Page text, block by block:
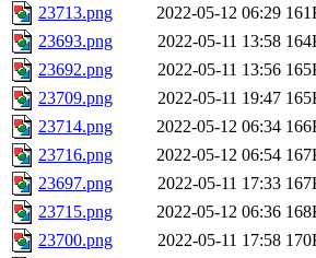
23713.png
2022-05-12 06:29
23693.png
2022-05-11 13:58
23692.png
2022-05-11 13:56
23709.png
2022-05-11 19:47
23714.png
2022-05-12 06:34
23716.png
2022-05-12 06:54
23697.png
2022-05-11 17:33
23715.png
2022-05-12 06:36
23700.png
2022-05-11 17:58